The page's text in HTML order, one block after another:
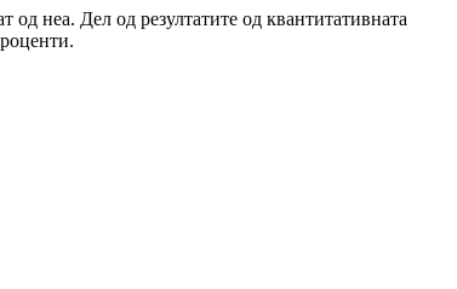
од неа. Дел од резултатите од квантитативната